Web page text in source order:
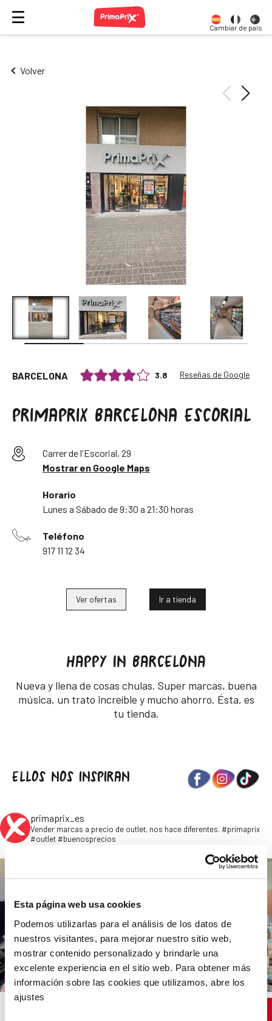
Esta página web usa cookies
Podemos utilizarlas para el análisis de los datos de
nuestros visitantes, para mejorar nuestro sitio web,
mostrar contenido personalizado y brindarle una
excelente experiencia en el sitio web. Para obtener más
información sobre las cookies que utilizamos, abre los
ajustes
Cambiar de país
Volver
BARCELONA 3.8 Reseñas de Google
PRIMAPRIX BARCELONA ESCORIAL
Carrer de l'Escorial, 29
Mostrar en Google Maps
Horario
Lunes a Sábado de 9:30 a 21:30 horas
Teléfono
917 11 12 34
Ver ofertas Ir a tienda
HAPPY IN BARCELONA
Nueva y llena de cosas chulas. Super marcas, buena
música, un trato increíble y mucho ahorro. Ésta, es
tu tienda.
ELLOS NOS INSPIRAN
primaprix_es
Vender marcas a precio de outlet, nos hace diferentes. #primaprix
#outlet #buenosprecios